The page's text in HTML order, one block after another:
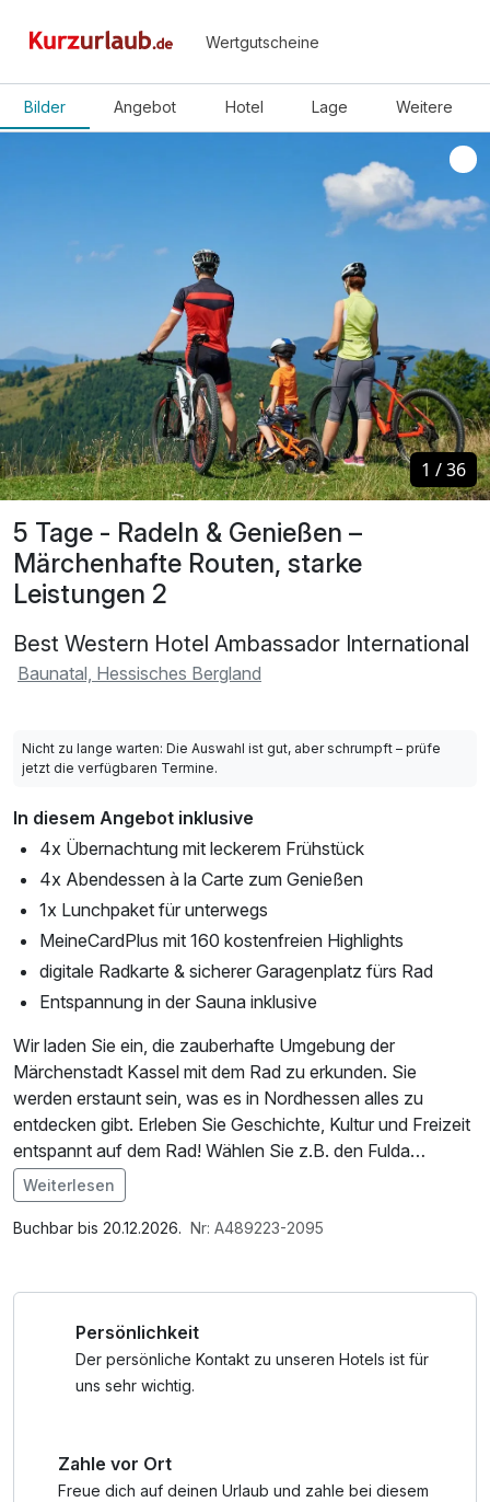
Wertgutscheine
Bilder Angebot Hotel Lage Weitere
5 Tage - Radeln & Genießen –
Märchenhafte Routen, starke
Leistungen 2
Best Western Hotel Ambassador International
Baunatal, Hessisches Bergland
1 /36
1 /36
Nicht zu lange warten: Die Auswahl ist gut, aber schrumpft – prüfe
jetzt die verfügbaren Termine.
In diesem Angebot inklusive
4x Übernachtung mit leckerem Frühstück
4x Abendessen à la Carte zum Genießen
1x Lunchpaket für unterwegs
MeineCardPlus mit 160 kostenfreien Highlights
digitale Radkarte & sicherer Garagenplatz fürs Rad
Entspannung in der Sauna inklusive
Wir laden Sie ein, die zauberhafte Umgebung der
Märchenstadt Kassel mit dem Rad zu erkunden. Sie
werden erstaunt sein, was es in Nordhessen alles zu
entdecken gibt. Erleben Sie Geschichte, Kultur und Freizeit
entspannt auf dem Rad! Wählen Sie z.B. den Fulda
Radweg R1, denn dieser ist nicht nur für Radwanderer ein
Erlebnis. Dieser Radfernweg ist eingebunden in ein dichtes
Netz von regionalen Radwegen und bietet damit auch für
Im Angebot enthalten
Saunabenutzung, W-LAN Nutzung / Internetnutzung,
Weiterlesen
Buchbar bis 20.12.2026. Nr: A489223-2095
Persönlichkeit
Der persönliche Kontakt zu unseren Hotels ist für
uns sehr wichtig.
Zahle vor Ort
Freue dich auf deinen Urlaub und zahle bei diesem